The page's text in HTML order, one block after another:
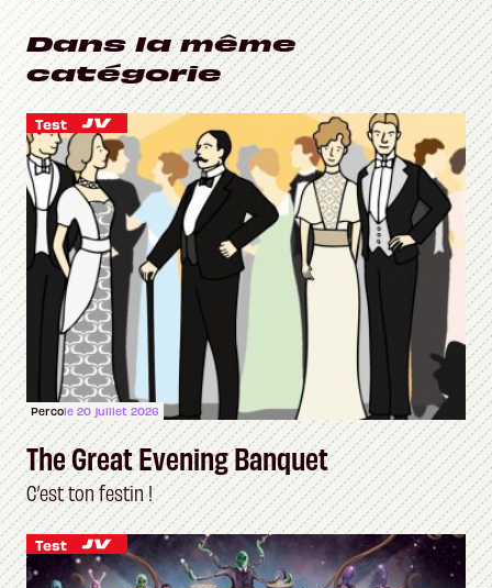
et un public ?
Dans la même
catégorie
Test
Percole 20 juillet 2026
The Great Evening Banquet
C’est ton festin !
Test